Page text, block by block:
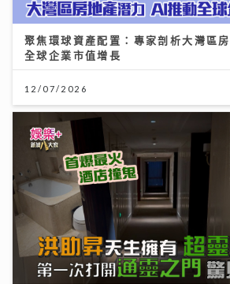
聚焦環球資產配置：專家剖析大灣區
全球企業市值增長
12/07/2026